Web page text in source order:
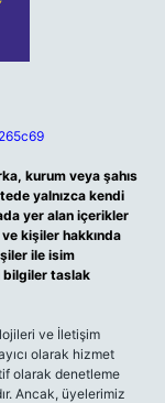
kurum veya şahıs
yalnızca kendi
yer alan içerikler
kişiler hakkında
ile isim
bilgiler taslak
ve İletişim
olarak hizmet
olarak denetleme
Ancak, üyelerimiz